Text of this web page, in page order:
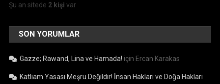
Şu an sitede 2 kişi var
SON YORUMLAR
Gazze; Rawand, Lina ve Hamada! için Ercan Karakas
Katliam Yasası Meşru Değildir! İnsan Hakları ve Doğa Hakları